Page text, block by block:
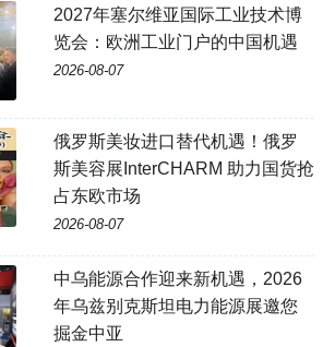
2027年塞尔维亚国际工业技术博
览会：欧洲工业门户的中国机遇
2026-08-07
俄罗斯美妆进口替代机遇！俄罗
斯美容展InterCHARM 助力国货抢
占东欧市场
2026-08-07
中乌能源合作迎来新机遇，2026
年乌兹别克斯坦电力能源展邀您
掘金中亚